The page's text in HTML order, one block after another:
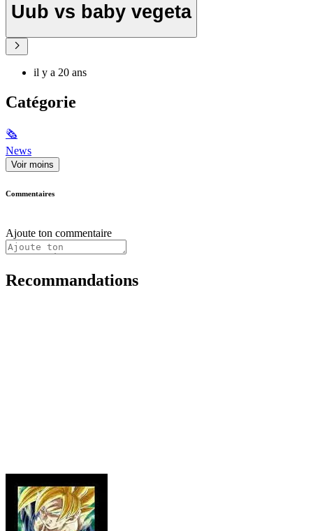
Uub vs baby vegeta
il y a 20 ans
Catégorie
🗞
News
Voir moins
Commentaires
Ajoute ton commentaire
Recommandations